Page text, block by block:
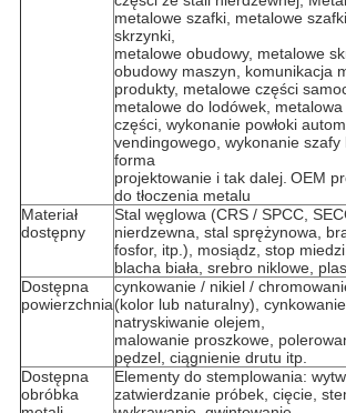
metalowe szafki, metalowe
skrzynki,
metalowe obudowy, metalowe
obudowy maszyn, komunikacja
produkty, metalowe części
metalowe do lodówek,
części, wykonanie powłoki
vendingowego, wykonanie szafy
forma
projektowanie i tak dalej. OEM
do tłoczenia metalu
Materiał
dostępny
Stal węglowa (CRS / SPCC,
nierdzewna, stal sprężynowa,
fosfor, itp.), mosiądz, stop
blacha biała, srebro niklowe,
Dostępna
powierzchnia
cynkowanie / nikiel /
(kolor lub naturalny),
natryskiwanie olejem,
malowanie proszkowe,
pędzel, ciągnienie drutu itp.
Dostępna
obróbka
Elementy do stemplowania:
zatwierdzanie próbek, cięcie,